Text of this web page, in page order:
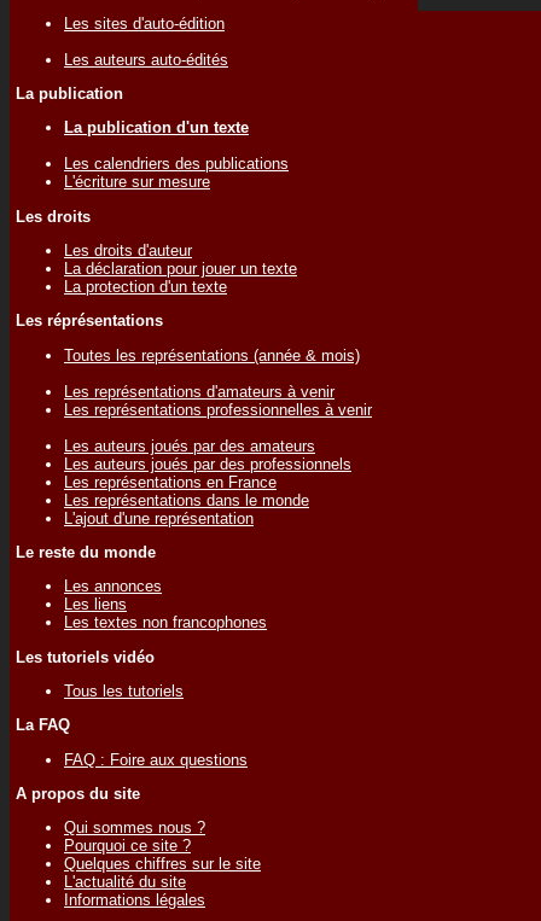
Les sites d'auto-édition
Les auteurs auto-édités
La publication
La publication d'un texte
Les calendriers des publications
L'écriture sur mesure
Les droits
Les droits d'auteur
La déclaration pour jouer un texte
La protection d'un texte
Les réprésentations
Toutes les représentations (année & mois)
Les représentations d'amateurs à venir
Les représentations professionnelles à venir
Les auteurs joués par des amateurs
Les auteurs joués par des professionnels
Les représentations en France
Les représentations dans le monde
L'ajout d'une représentation
Le reste du monde
Les annonces
Les liens
Les textes non francophones
Les tutoriels vidéo
Tous les tutoriels
La FAQ
FAQ : Foire aux questions
A propos du site
Qui sommes nous ?
Pourquoi ce site ?
Quelques chiffres sur le site
L'actualité du site
Informations légales